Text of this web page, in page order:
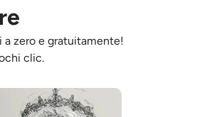
zero e gratuitamente!
clic.